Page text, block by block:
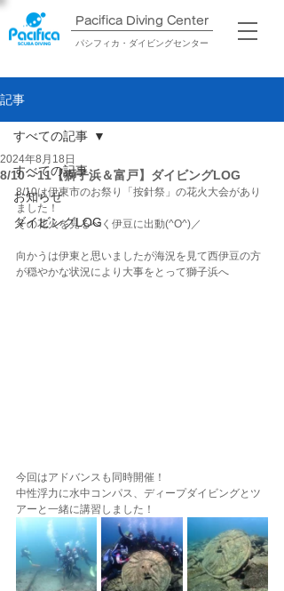
Pacifica Diving Center​
パシフィカ・ダイビングセンター
記事
すべての記事
お知らせ
ダイビングLOG
すべての記事
8/10～11【獅子浜＆富戸】ダイビングLOG
2024年8月18日
8/10は伊東市のお祭り「按針祭」の花火大会があり
ました！
その花火を見るべく伊豆に出動(^O^)／
向かうは伊東と思いましたが海況を見て西伊豆の方
が穏やかな状況により大事をとって獅子浜へ
今回はアドバンスも同時開催！
中性浮力に水中コンパス、ディープダイビングとツ
アーと一緒に講習しました！